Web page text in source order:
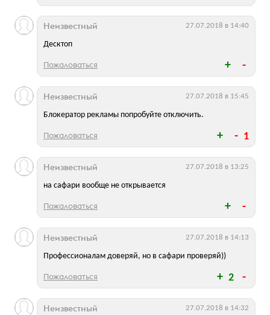
Десктоп
Неизвестный 27.07.2018 в 14:40
Пожаловаться
1
Блокератор рекламы попробуйте отключить.
Неизвестный 27.07.2018 в 15:45
Пожаловаться
на сафари вообще не открывается
Неизвестный 27.07.2018 в 13:25
Пожаловаться
2
Профессионалам доверяй, но в сафари проверяй))
Неизвестный 27.07.2018 в 14:13
Пожаловаться
Неизвестный 27.07.2018 в 14:32